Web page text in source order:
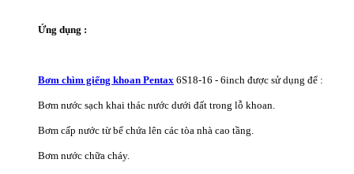
Ứng dụng :
Bơm chìm giếng khoan Pentax 6S18-16 - 6inch được sử dụng để :
Bơm nước sạch khai thác nước dưới đất trong lỗ khoan.
Bơm cấp nước từ bể chứa lên các tòa nhà cao tầng.
Bơm nước chữa cháy.